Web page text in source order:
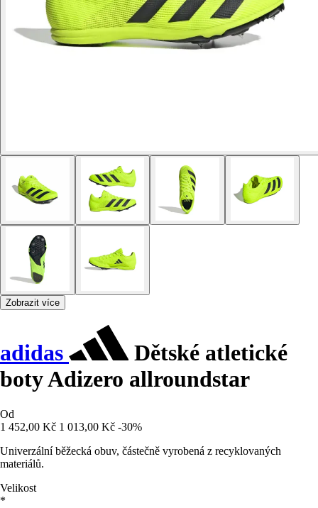
Zobrazit více
adidas
Dětské atletické
boty Adizero allroundstar
Od
1 452,00 Kč 1 013,00 Kč -30%
Univerzální běžecká obuv, částečně vyrobená z recyklovaných
materiálů.
Velikost
*